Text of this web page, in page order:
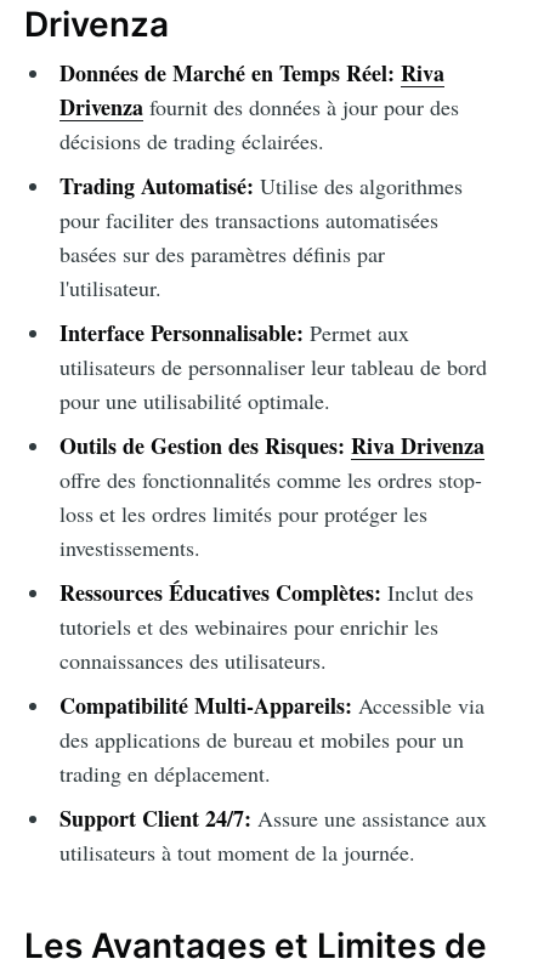
Drivenza
Données de Marché en Temps Réel: Riva
Drivenzafournit des données à jour pour des
décisions de trading éclairées.
Trading Automatisé: Utilise des algorithmes
pour faciliter des transactions automatisées
basées sur des paramètres définis par
l'utilisateur.
Interface Personnalisable: Permet aux
utilisateurs de personnaliser leur tableau de bord
pour une utilisabilité optimale.
Outils de Gestion des Risques: Riva Drivenza
offre des fonctionnalités comme les ordres stop-
loss et les ordres limités pour protéger les
investissements.
Ressources Éducatives Complètes: Inclut des
tutoriels et des webinaires pour enrichir les
connaissances des utilisateurs.
Compatibilité Multi-Appareils: Accessible via
des applications de bureau et mobiles pour un
trading en déplacement.
Support Client 24/7: Assure une assistance aux
utilisateurs à tout moment de la journée.
Les Avantages et Limites de